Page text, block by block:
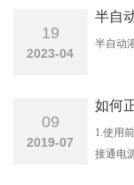
19
2023-04
半自
半自动
09
2019-07
如何
1.使用
接通电